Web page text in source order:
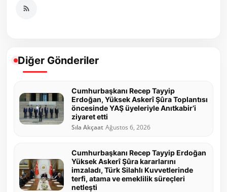
Diğer Gönderiler
Cumhurbaşkanı Recep Tayyip
Erdoğan, Yüksek Askerî Şûra Toplantısı
öncesinde YAŞ üyeleriyle Anıtkabir’i
ziyaret etti
Sıla Akçaat Ağustos 6, 2026
Cumhurbaşkanı Recep Tayyip Erdoğan
Yüksek Askerî Şûra kararlarını
imzaladı, Türk Silahlı Kuvvetlerinde
terfi, atama ve emeklilik süreçleri
netleşti